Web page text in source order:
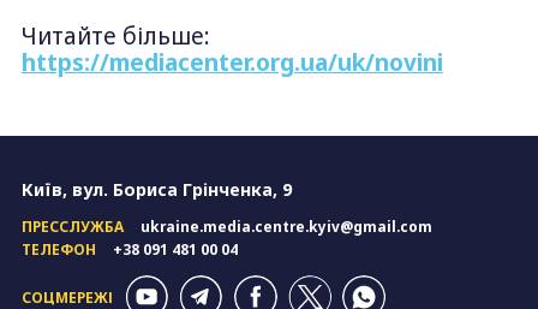
Читайте більше:
https://mediacenter.org.ua/uk/novini
Київ, вул. Бориса Грінченка, 9
ПРЕССЛУЖБА
ukraine.media.centre.kyiv@gmail.com
ТЕЛЕФОН
+38 091 481 00 04
СОЦМЕРЕЖІ